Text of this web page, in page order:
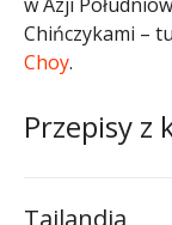
Chińczykami –
Choy.
Przepisy z
Tajlandia